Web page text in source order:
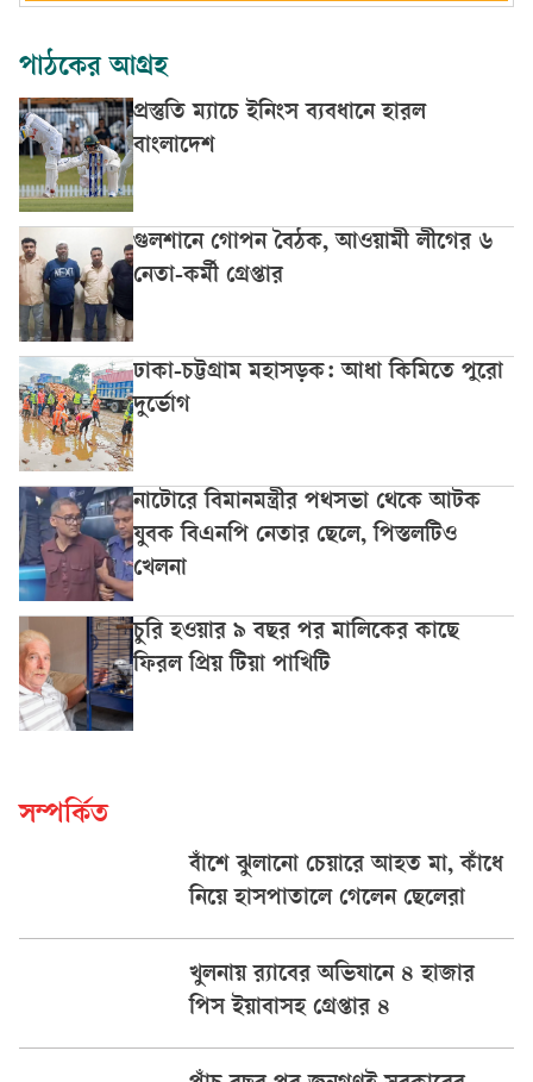
পাঠকের আগ্রহ
প্রস্তুতি ম্যাচে ইনিংস ব্যবধানে হারল
বাংলাদেশ
গুলশানে গোপন বৈঠক, আওয়ামী লীগের ৬
নেতা-কর্মী গ্রেপ্তার
ঢাকা-চট্টগ্রাম মহাসড়ক: আধা কিমিতে পুরো
দুর্ভোগ
নাটোরে বিমানমন্ত্রীর পথসভা থেকে আটক
যুবক বিএনপি নেতার ছেলে, পিস্তলটিও
খেলনা
চুরি হওয়ার ৯ বছর পর মালিকের কাছে
ফিরল প্রিয় টিয়া পাখিটি
সম্পর্কিত
বাঁশে ঝুলানো চেয়ারে আহত মা, কাঁধে
নিয়ে হাসপাতালে গেলেন ছেলেরা
খুলনায় র‌্যাবের অভিযানে ৪ হাজার
পিস ইয়াবাসহ গ্রেপ্তার ৪